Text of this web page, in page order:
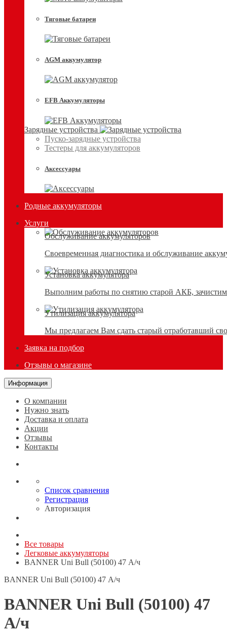
Тяговые батареи
AGM аккумулятор
EFB Аккумуляторы
Зарядные устройства
Пуско-зарядные устройства
Тестеры для аккумуляторов
Аксессуары
Родные аккумуляторы
Услуги
Обслуживание аккумуляторов
Своевременная диагностика и обслуживание
Установка аккумулятора
Выполним работы по снятию старой АКБ, зачистим
Утилизация аккумулятора
Мы предлагаем Вам сдать старый отработавший
Заявка на подбор
Отзывы о магазине
Информация
О компании
Нужно знать
Доставка и оплата
Акции
Отзывы
Контакты
Список сравнения
Регистрация
Авторизация
Все товары
Легковые аккумуляторы
BANNER Uni Bull (50100) 47 А/ч
BANNER Uni Bull (50100) 47 А/ч
BANNER Uni Bull (50100) 47
А/ч